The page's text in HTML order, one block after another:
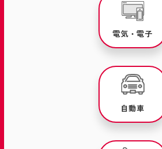
電気・電子
自動車